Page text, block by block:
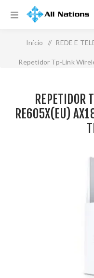
Início / REDE E
Repetidor Tp-Link
REPETIDOR
RE605X(EU)